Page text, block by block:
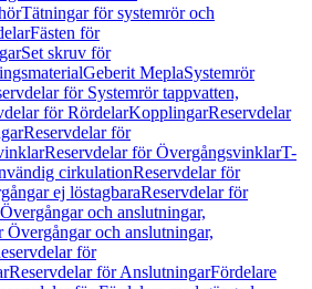
Tätningar för systemrör och
Fästen för
Set skruv för
Geberit MeplaSystemrör
för Systemrör tappvatten,
för RördelarKopplingarReservdelar
Reservdelar för
Reservdelar för ÖvergångsvinklarT-
cirkulationReservdelar för
ej löstagbaraReservdelar för
Övergångar och anslutningar,
Övergångar och anslutningar,
för
Reservdelar för AnslutningarFördelare